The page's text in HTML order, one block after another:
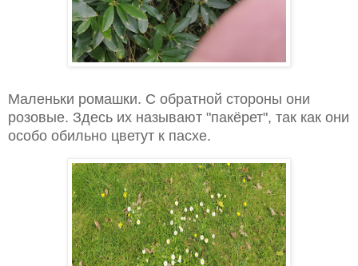
Маленьки ромашки. С обратной стороны они
розовые. Здесь их называют "пакёрет", так как они
особо обильно цветут к пасхе.